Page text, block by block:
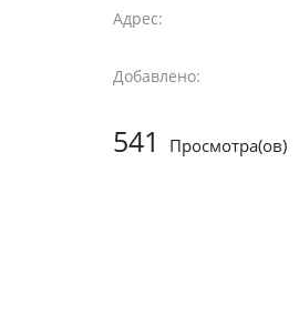
Адрес
Добавлено
541 Просмотра(ов)